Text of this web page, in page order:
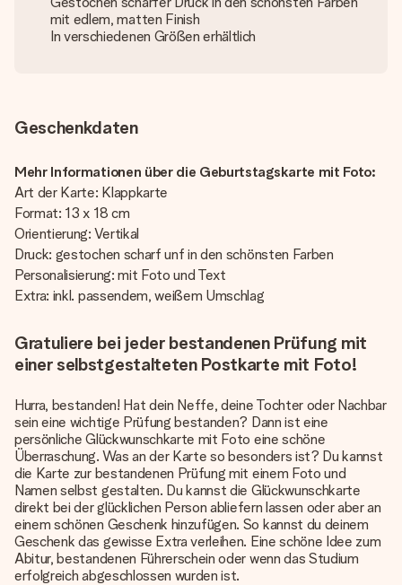
mit edlem, matten Finish
In verschiedenen Größen erhältlich
Geschenkdaten
Mehr Informationen über die Geburtstagskarte mit Foto:
Art der Karte: Klappkarte
Format: 13 x 18 cm
Orientierung: Vertikal
Druck: gestochen scharf unf in den schönsten Farben
Personalisierung: mit Foto und Text
Extra: inkl. passendem, weißem Umschlag
Gratuliere bei jeder bestandenen Prüfung mit
einer selbstgestalteten Postkarte mit Foto!
Hurra, bestanden! Hat dein Neffe, deine Tochter oder Nachbar
sein eine wichtige Prüfung bestanden? Dann ist eine
persönliche Glückwunschkarte mit Foto eine schöne
Überraschung. Was an der Karte so besonders ist? Du kannst
die Karte zur bestandenen Prüfung mit einem Foto und
Namen selbst gestalten. Du kannst die Glückwunschkarte
direkt bei der glücklichen Person abliefern lassen oder aber an
einem schönen Geschenk hinzufügen. So kannst du deinem
Geschenk das gewisse Extra verleihen. Eine schöne Idee zum
Abitur, bestandenen Führerschein oder wenn das Studium
erfolgreich abgeschlossen wurden ist.